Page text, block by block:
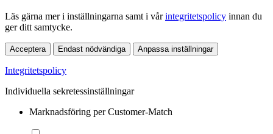
Läs gärna mer i inställningarna samt i vårintegritetspolicy innan du
ger ditt samtycke.
Acceptera Endast nödvändiga Anpassa inställningar
Integritetspolicy
Individuella sekretessinställningar
Marknadsföring per Customer-Match